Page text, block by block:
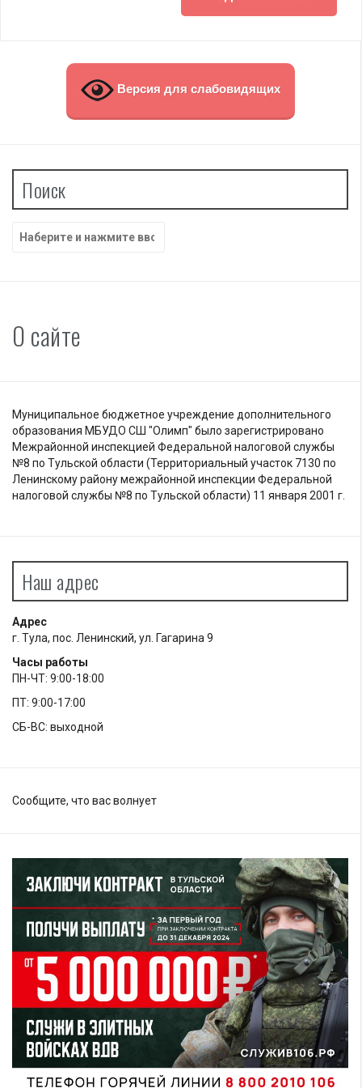
Версия для слабовидящих
Поиск
Найти:
О сайте
Муниципальное бюджетное учреждение дополнительного
образования МБУДО СШ "Олимп" было зарегистрировано
Межрайонной инспекцией Федеральной налоговой службы
№8 по Тульской области (Территориальный участок 7130 по
Ленинскому району межрайонной инспекции Федеральной
налоговой службы №8 по Тульской области) 11 января 2001 г.
Наш адрес
Адрес
г. Тула, пос. Ленинский, ул. Гагарина 9
Часы работы
ПН-ЧТ: 9:00-18:00
ПТ: 9:00-17:00
СБ-ВС: выходной
Сообщите, что вас волнует